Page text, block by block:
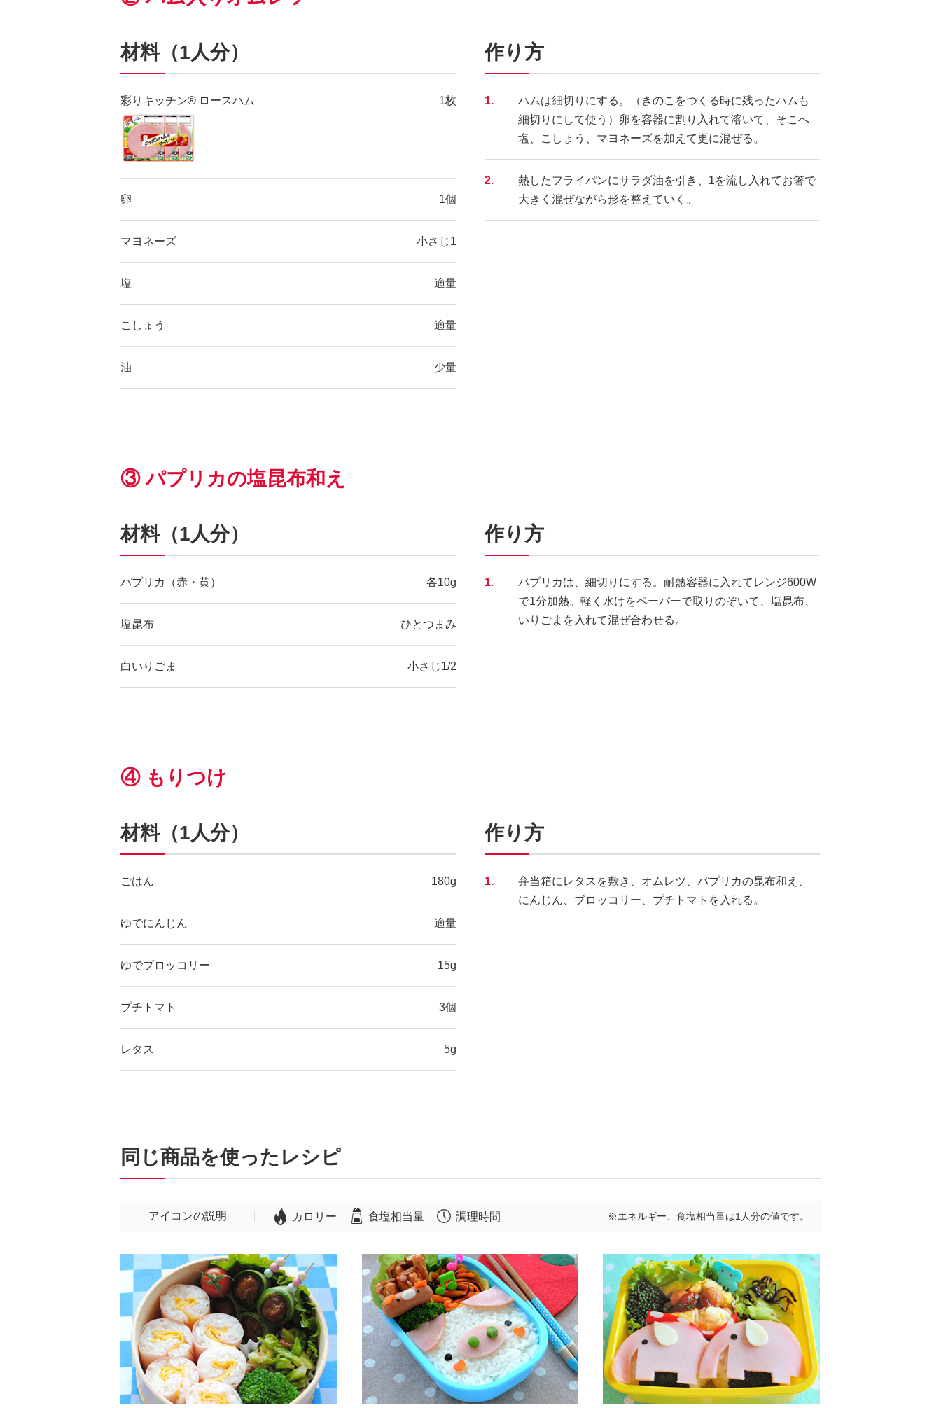
材料（1人分）
彩りキッチン® ロースハム 1枚
卵 1個
マヨネーズ 小さじ1
塩 適量
こしょう 適量
油 少量
作り方
1.
ハムは細切りにする。（きのこをつくる時に残ったハムも
細切りにして使う）卵を容器に割り入れて溶いて、そこへ
塩、こしょう、マヨネーズを加えて更に混ぜる。
2.
熱したフライパンにサラダ油を引き、1を流し入れてお箸で
大きく混ぜながら形を整えていく。
③ パプリカの塩昆布和え
材料（1人分）
パプリカ（赤・黄） 各10g
塩昆布 ひとつまみ
白いりごま 小さじ1/2
作り方
1.
パプリカは、細切りにする。耐熱容器に入れてレンジ600W
で1分加熱。軽く水けをペーパーで取りのぞいて、塩昆布、
いりごまを入れて混ぜ合わせる。
④ もりつけ
材料（1人分）
ごはん 180g
ゆでにんじん 適量
ゆでブロッコリー 15g
プチトマト 3個
レタス 5g
作り方
1.
弁当箱にレタスを敷き、オムレツ、パプリカの昆布和え、
にんじん、ブロッコリー、プチトマトを入れる。
同じ商品を使ったレシピ
アイコンの説明 カロリー 食塩相当量 調理時間 ※エネルギー、食塩相当量は1人分の値です。